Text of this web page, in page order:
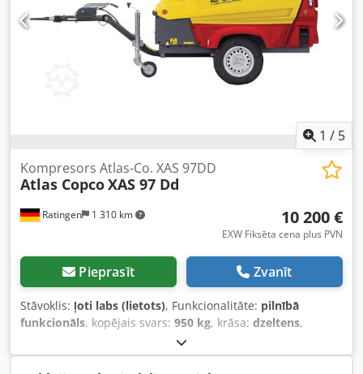
1 / 5
Ratingen 1 310 km
Kompresors Atlas-Co. XAS 97DD
Atlas CopcoXAS 97 Dd
10 200 €
EXW Fiksēta cena plus PVN
Pieprasīt Zvanīt
Stāvoklis: ļoti labs (lietots), Funkcionalitāte: pilnībā
funkcionāls, kopējais svars: 950 kg, krāsa: dzeltens,
dīzeļdegviela, degvielas tvertnes tilpums:
80 l, dzinēju ražotājs:Deutz D2011L03, kopējais garums: